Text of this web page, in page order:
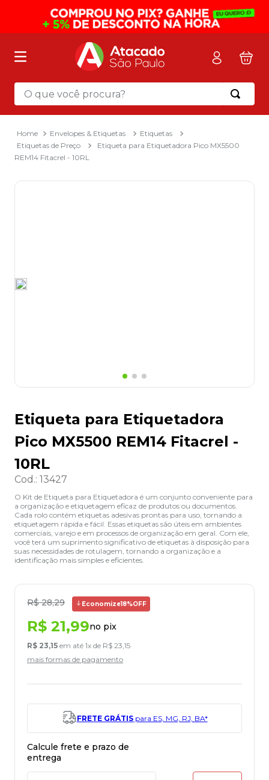
O que você procura?
Envelopes & Etiquetas
Etiquetas
Etiquetas de Preço
Etiqueta para Etiquetadora Pico MX5500
REM14 Fitacrel - 10RL
Etiqueta para Etiquetadora
Pico MX5500 REM14 Fitacrel -
10RL
Cod.: 13427
O Kit de Etiqueta para Etiquetadora é um conjunto conveniente para
a organização e etiquetagem eficaz de produtos ou documentos.
Cada rolo contém etiquetas adesivas prontas para uso, tornando a
etiquetagem rápida e fácil. Essas etiquetas são úteis em ambientes
comerciais, varejo e em processos de organização em geral. Com ele,
você terá um suprimento significativo de etiquetas à disposição para
suas necessidades de rotulagem, tornando a organização e a
identificação mais simples e eficientes.
R$ 28,29 Economize18%OFF
R$ 21,99no pix
R$ 23,15 em até 1x de R$ 23,15
mais formas de pagamento
FRETE GRÁTISpara ES, MG, RJ, BA*
Termos mais buscados
mochila
2º sacola
8